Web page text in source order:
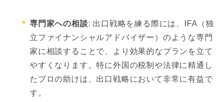
専門家への相談: 出口戦略を練る際には、IFA（独
立ファイナンシャルアドバイザー）のような専門
家に相談することで、より効果的なプランを立て
やすくなります。特に外国の税制や法律に精通し
たプロの助けは、出口戦略において非常に有益で
す。